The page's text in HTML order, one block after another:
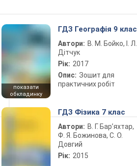
показати
обкладинку
ГДЗ Географія 9 клас
Автори: В. М. Бойко, І. Л.
Дітчук
Рік: 2017
Опис: Зошит для
практичних робіт
ГДЗ Фізика 7 клас
Автори: В. Г. Бар’яхтар,
Ф. Я. Божинова, С. О.
Довгий
Рік: 2015